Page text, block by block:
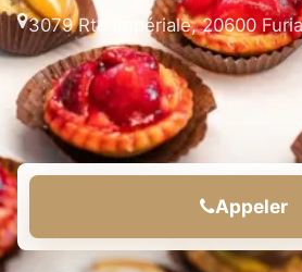
3079 Rte Impériale, 20600
Appeler